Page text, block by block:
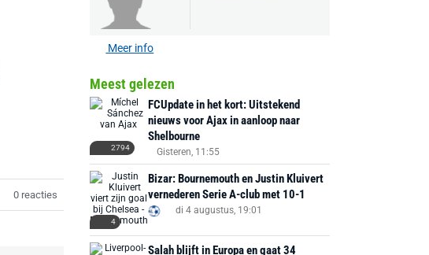
0 reacties
Meer info
Meest gelezen
2794
FCUpdate in het kort: Uitstekend
nieuws voor Ajax in aanloop naar
Shelbourne
Gisteren, 11:55
4
Bizar: Bournemouth en Justin Kluivert
vernederen Serie A-club met 10-1
di 4 augustus, 19:01
Salah blijft in Europa en gaat 34